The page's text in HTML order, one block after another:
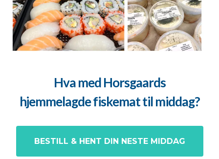
Hva med Horsgaards
hjemmelagde fiskemat til middag?
BESTILL & HENT DIN NESTE MIDDAG